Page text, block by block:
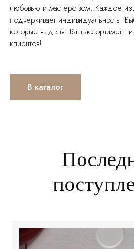
любовью и мастерством. Каждое
подчеркивает индивидуальность.
которые выделят Ваш ассортимент
клиентов!
В каталог